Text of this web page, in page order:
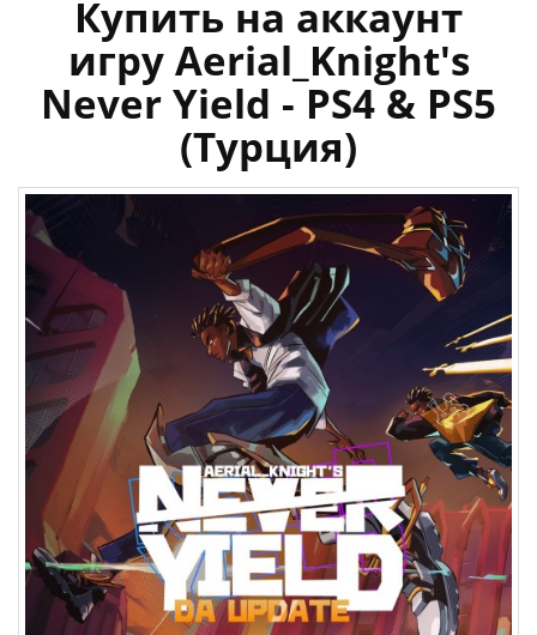
Купить на аккаунт
игру Aerial_Knight's
Never Yield - PS4 & PS5
(Турция)